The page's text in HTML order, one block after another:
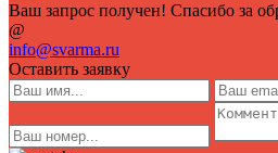
Ваш запрос получен! Спасибо за
@
info@svarma.ru
Оставить заявку